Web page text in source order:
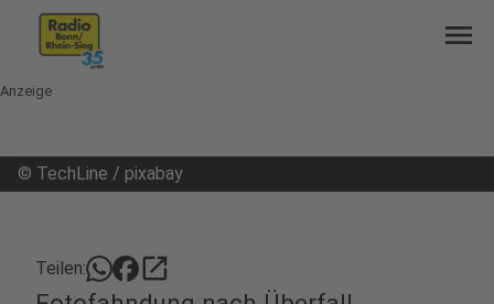
menu
Anzeige
© TechLine / pixabay
Teilen: open_in_new